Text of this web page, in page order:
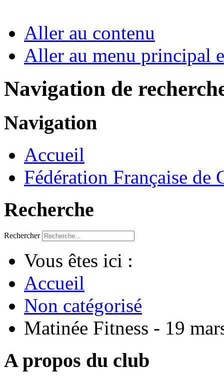
Aller au contenu
Aller au menu principal
Navigation de
Navigation
Accueil
Fédération Française de
Recherche
Rechercher
Vous êtes ici :
Accueil
Non catégorisé
Matinée Fitness - 19
A propos du club